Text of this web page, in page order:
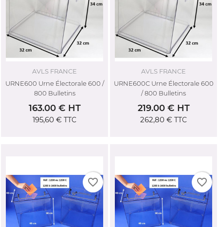
AVLS FRANCE
URNE600 Urne Électorale 600 /
800 Bulletins
163.00 € HT
195,60 € TTC
AVLS FRANCE
URNE600C Urne Électorale 600
/ 800 Bulletins
219.00 € HT
262,80 € TTC
favorite_border favorite_border